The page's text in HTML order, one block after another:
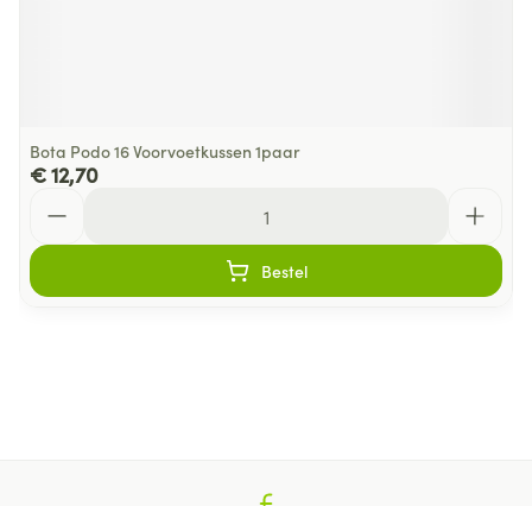
Bota Podo 16 Voorvoetkussen 1paar
€ 12,70
Bestel